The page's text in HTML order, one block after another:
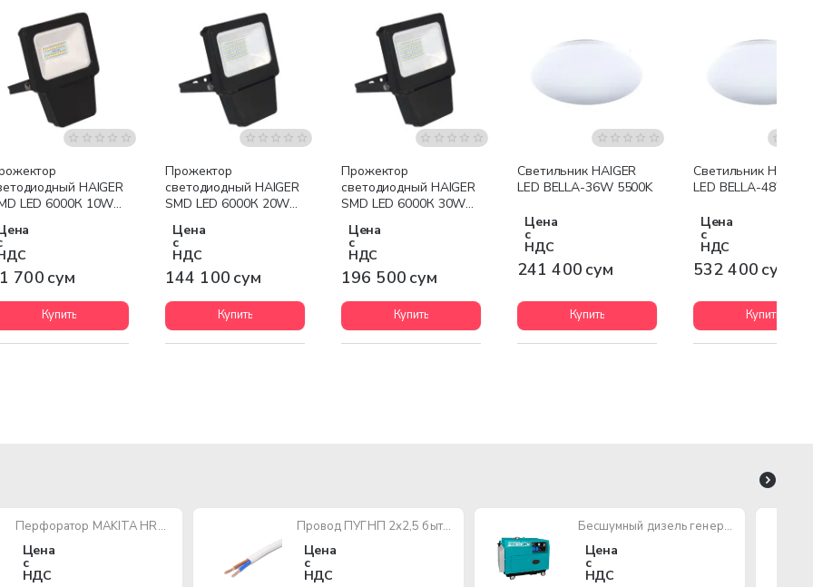
HAIGER
LED 6000К 10W
700 сум
Купить
Прожектор
светодиодный HAIGER
SMD LED 6000К 20W
Цена
с
НДС
144 100 сум
Купить
Прожектор
светодиодный HAIGER
SMD LED 6000К 30W
Цена
с
НДС
196 500 сум
Купить
Светильник HAIGER
LED BELLA-36W 5500K
Цена
с
НДС
241 400 сум
Купить
Светильник HAIGER
LED BELLA-48W
Цена
с
НДС
532 400 сум
Купить
Перфоратор MAKITA HR2470 780W SDS-Plus
Цена
с
НДС
Провод ПУГНП 2х2,5 бытового назначения (многожильный)
Цена
с
НДС
Бесшумный дизель генератор TOTAL TP250001
Цена
с
НДС